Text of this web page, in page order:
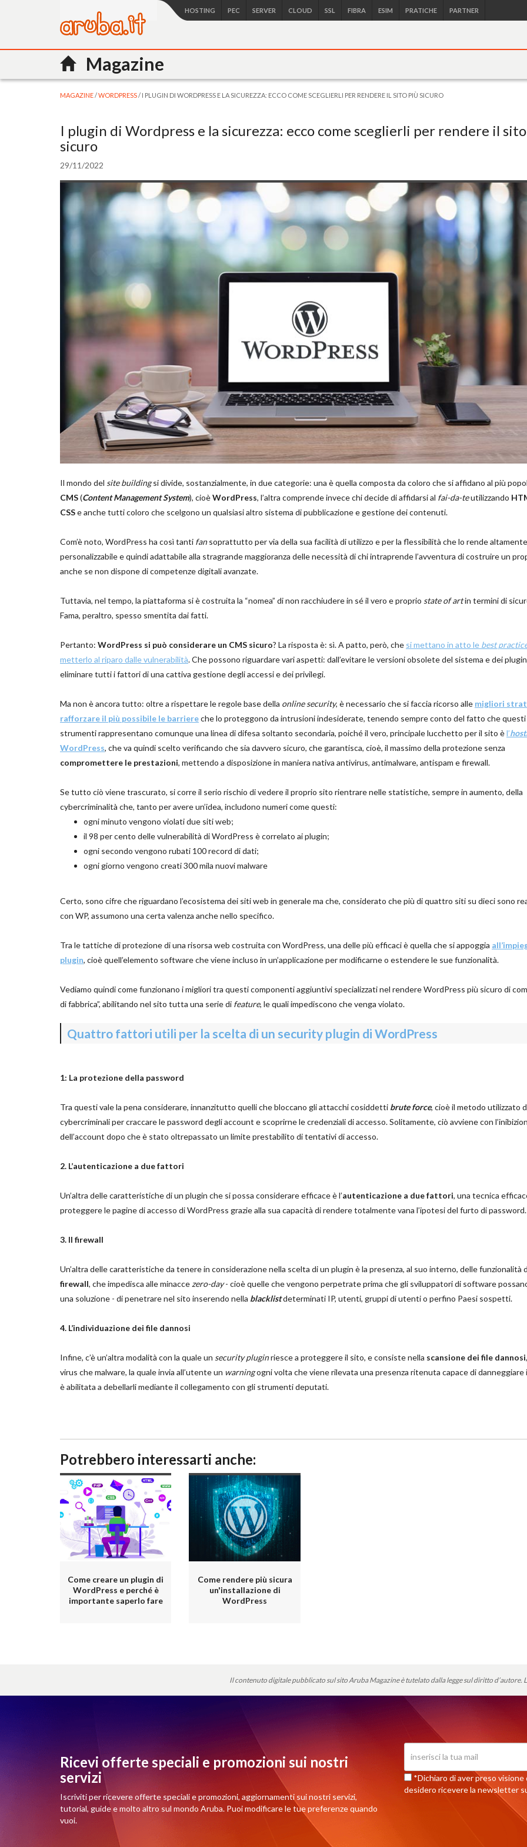
HOSTING PEC SERVER CLOUD SSL FIBRA ESIM PRATICHE PARTNER
Magazine
MAGAZINE/WORDPRESS/ I PLUGIN DI WORDPRESS E LA SICUREZZA: ECCO COME SCEGLIERLI PER RENDERE IL SITO PIÙ SICURO
I plugin di Wordpress e la sicurezza: ecco come sceglierli per rendere il
sicuro
29/11/2022
Il mondo del site buildingsi divide, sostanzialmente, in due categorie: una è quella composta da coloro che si affidano al più
CMS(Content Management System), cioèWordPress, l’altra comprende invece chi decide di affidarsi al fai-da-teutilizzando
CSSe anche tutti coloro che scelgono un qualsiasi altro sistema di pubblicazione e gestione dei contenuti.
Com’è noto, WordPress ha così tanti fansoprattutto per via della sua facilità di utilizzo e per la flessibilità che lo rende altamente
personalizzabile e quindi adattabile alla stragrande maggioranza delle necessità di chi intraprende l’avventura di costruire un
anche se non dispone di competenze digitali avanzate.
Tuttavia, nel tempo, la piattaforma si è costruita la “nomea” di non racchiudere in sé il vero e proprio state of artin termini di
Fama, peraltro, spesso smentita dai fatti.
Pertanto: WordPress si può considerare un CMS sicuro? La risposta è: sì. A patto, però, che si mettano in atto le best
metterlo al riparo dalle vulnerabilità. Che possono riguardare vari aspetti: dall’evitare le versioni obsolete del sistema e dei
eliminare tutti i fattori di una cattiva gestione degli accessi e dei privilegi.
Ma non è ancora tutto: oltre a rispettare le regole base della online security, è necessario che si faccia ricorso alle migliori
rafforzare il più possibile le barriereche lo proteggono da intrusioni indesiderate, tenendo sempre conto del fatto che questi
strumenti rappresentano comunque una linea di difesa soltanto secondaria, poiché il vero, principale lucchetto per il sito èl’
WordPress, che va quindi scelto verificando che sia davvero sicuro, che garantisca, cioè, il massimo della protezione senza
compromettere le prestazioni, mettendo a disposizione in maniera nativa antivirus, antimalware, antispam e firewall.
Se tutto ciò viene trascurato, si corre il serio rischio di vedere il proprio sito rientrare nelle statistiche, sempre in aumento, della
cybercriminalità che, tanto per avere un’idea, includono numeri come questi:
ogni minuto vengono violati due siti web;
il 98 per cento delle vulnerabilità di WordPress è correlato ai plugin;
ogni secondo vengono rubati 100 record di dati;
ogni giorno vengono creati 300 mila nuovi malware
Certo, sono cifre che riguardano l’ecosistema dei siti web in generale ma che, considerato che più di quattro siti su dieci sono
con WP, assumono una certa valenza anche nello specifico.
Tra le tattiche di protezione di una risorsa web costruita con WordPress, una delle più efficaci è quella che si appoggia
plugin, cioè quell’elemento software che viene incluso in un’applicazione per modificarne o estendere le sue funzionalità.
Vediamo quindi come funzionano i migliori tra questi componenti aggiuntivi specializzati nel rendere WordPress più sicuro di
di fabbrica”, abilitando nel sito tutta una serie di feature, le quali impediscono che venga violato.
Quattro fattori utili per la scelta di un security plugin di WordPress
1: La protezione della password
Tra questi vale la pena considerare, innanzitutto quelli che bloccano gli attacchi cosiddetti brute force, cioè il metodo utilizzato
cybercriminali per craccare le password degli account e scoprirne le credenziali di accesso. Solitamente, ciò avviene con
dell’account dopo che è stato oltrepassato un limite prestabilito di tentativi di accesso.
2. L’autenticazione a due fattori
Un’altra delle caratteristiche di un plugin che si possa considerare efficace è l’autenticazione a due fattori, una tecnica
proteggere le pagine di accesso di WordPress grazie alla sua capacità di rendere totalmente vana l’ipotesi del furto di password.
3. Il firewall
Un’altra delle caratteristiche da tenere in considerazione nella scelta di un plugin è la presenza, al suo interno, delle funzionalità
firewall, che impedisca alle minacce zero-day- cioè quelle che vengono perpetrate prima che gli sviluppatori di software
una soluzione - di penetrare nel sito inserendo nella blacklistdeterminati IP, utenti, gruppi di utenti o perfino Paesi sospetti.
4. L’individuazione dei file dannosi
Infine, c’è un’altra modalità con la quale un security pluginriesce a proteggere il sito, e consiste nella scansione dei file dannosi
virus che malware, la quale invia all’utente un warningogni volta che viene rilevata una presenza ritenuta capace di danneggiare
è abilitata a debellarli mediante il collegamento con gli strumenti deputati.
Potrebbero interessarti anche:
Come creare un plugin di
WordPress e perché è
importante saperlo fare
Come rendere più sicura
un'installazione di
WordPress
Il contenuto digitale pubblicato sul sito Aruba Magazine è tutelato dalla legge sul diritto d’autore.
Ricevi offerte speciali e promozioni sui nostri
servizi
Iscriviti per ricevere offerte speciali e promozioni, aggiornamenti sui nostri servizi,
tutorial, guide e molto altro sul mondo Aruba. Puoi modificare le tue preferenze quando
vuoi.
*Dichiaro di aver preso visione
desidero ricevere la newsletter